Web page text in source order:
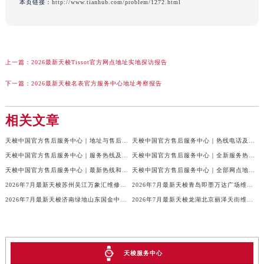
本页链接： http://www.tianhub.com/problem/1272.html
上一篇： 2026最新天梭Tissot官方网点地址实地探访报告
下一篇： 2026最新天梭名表官方服务中心地址考察报告
相关文章
天梭服务中心